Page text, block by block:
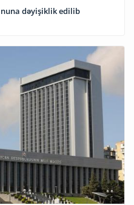
dəyişiklik edilib